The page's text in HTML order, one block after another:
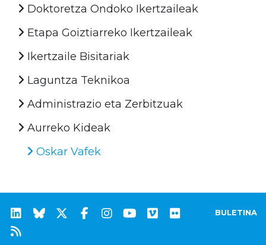
Doktoretza Ondoko Ikertzaileak
Etapa Goiztiarreko Ikertzaileak
Ikertzaile Bisitariak
Laguntza Teknikoa
Administrazio eta Zerbitzuak
Aurreko Kideak
Oskar Vafek
BULETINA